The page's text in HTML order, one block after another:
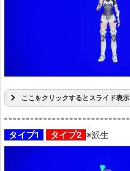
ここをクリックするとスライド表示
タイプ1 タイプ2 ※派生